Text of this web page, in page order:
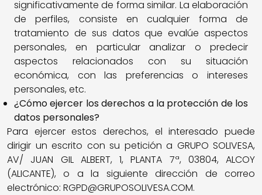
significativamente de forma similar. La elaboración
de perfiles, consiste en cualquier forma de
tratamiento de sus datos que evalúe aspectos
personales, en particular analizar o predecir
aspectos relacionados con su situación
económica, con las preferencias o intereses
personales, etc.
¿Cómo ejercer los derechos a la protección de los
datos personales?
Para ejercer estos derechos, el interesado puede
dirigir un escrito con su petición a GRUPO SOLIVESA,
AV/ JUAN GIL ALBERT, 1, PLANTA 7ª, 03804, ALCOY
(ALICANTE), o a la siguiente dirección de correo
electrónico: RGPD@GRUPOSOLIVESA.COM.